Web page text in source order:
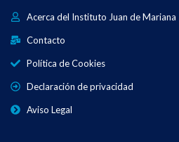
Acerca del Instituto Juan de Mariana
Contacto
Política de Cookies
Declaración de privacidad
Aviso Legal